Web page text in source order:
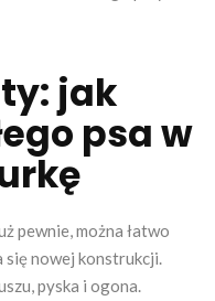
jak
psa w
pewnie, można łatwo
nowej konstrukcji.
pyska i ogona.